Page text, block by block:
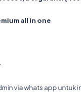
all in one
via whats app untuk